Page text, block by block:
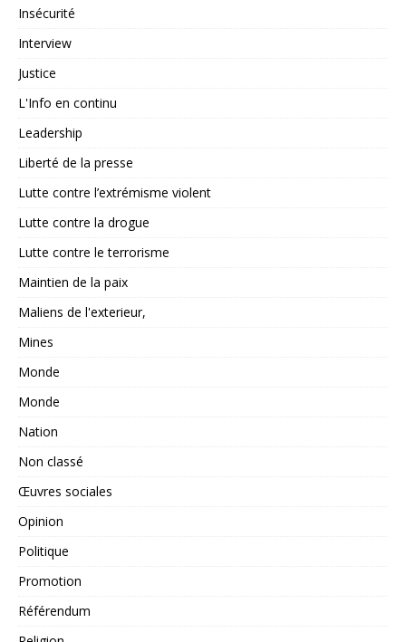
Insécurité
Interview
Justice
L'Info en continu
Leadership
Liberté de la presse
Lutte contre l’extrémisme violent
Lutte contre la drogue
Lutte contre le terrorisme
Maintien de la paix
Maliens de l'exterieur,
Mines
Monde
Monde
Nation
Non classé
Œuvres sociales
Opinion
Politique
Promotion
Référendum